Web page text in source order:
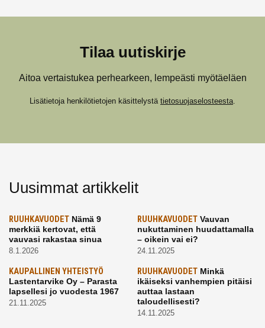
Tilaa uutiskirje
Aitoa vertaistukea perhearkeen, lempeästi myötäeläen
Lisätietoja henkilötietojen käsittelystä tietosuojaselosteesta.
Uusimmat artikkelit
RUUHKAVUODET Nämä 9
merkkiä kertovat, että
vauvasi rakastaa sinua
8.1.2026
RUUHKAVUODETVauvan
nukuttaminen huudattamalla
– oikein vai ei?
24.11.2025
KAUPALLINEN YHTEISTYÖ
Lastentarvike Oy – Parasta
lapsellesi jo vuodesta 1967
21.11.2025
RUUHKAVUODETMinkä
ikäiseksi vanhempien pitäisi
auttaa lastaan
taloudellisesti?
14.11.2025